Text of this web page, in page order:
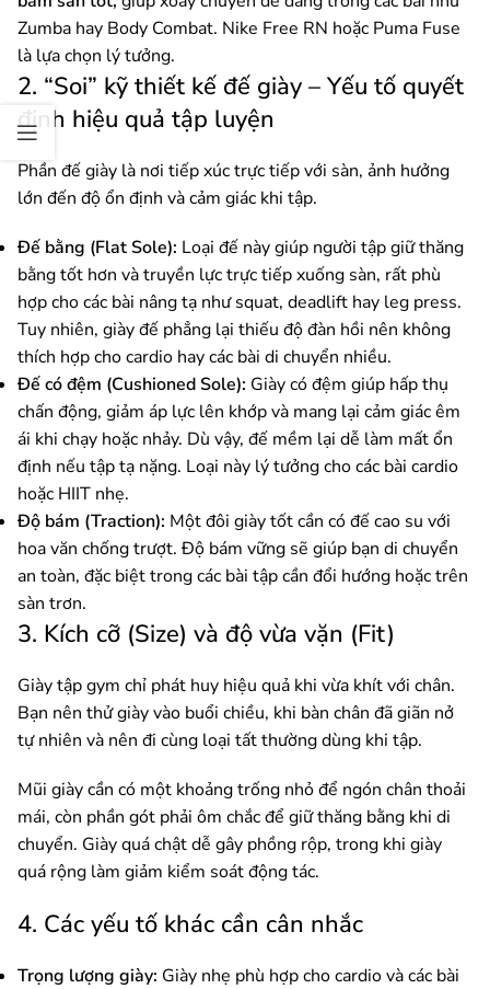
Zumba hay Body Combat. Nike Free RN hoặc Puma Fuse
là lựa chọn lý tưởng.
2. “Soi” kỹ thiết kế đế giày – Yếu tố quyết
định hiệu quả tập luyện
Phần đế giày là nơi tiếp xúc trực tiếp với sàn, ảnh hưởng
lớn đến độ ổn định và cảm giác khi tập.
Đế bằng (Flat Sole): Loại đế này giúp người tập giữ thăng
bằng tốt hơn và truyền lực trực tiếp xuống sàn, rất phù
hợp cho các bài nâng tạ như squat, deadlift hay leg press.
Tuy nhiên, giày đế phẳng lại thiếu độ đàn hồi nên không
thích hợp cho cardio hay các bài di chuyển nhiều.
Đế có đệm (Cushioned Sole): Giày có đệm giúp hấp thụ
chấn động, giảm áp lực lên khớp và mang lại cảm giác êm
ái khi chạy hoặc nhảy. Dù vậy, đế mềm lại dễ làm mất ổn
định nếu tập tạ nặng. Loại này lý tưởng cho các bài cardio
hoặc HIIT nhẹ.
Độ bám (Traction): Một đôi giày tốt cần có đế cao su với
hoa văn chống trượt. Độ bám vững sẽ giúp bạn di chuyển
an toàn, đặc biệt trong các bài tập cần đổi hướng hoặc trên
sàn trơn.
3. Kích cỡ (Size) và độ vừa vặn (Fit)
Giày tập gym chỉ phát huy hiệu quả khi vừa khít với chân.
Bạn nên thử giày vào buổi chiều, khi bàn chân đã giãn nở
tự nhiên và nên đi cùng loại tất thường dùng khi tập.
Mũi giày cần có một khoảng trống nhỏ để ngón chân thoải
mái, còn phần gót phải ôm chắc để giữ thăng bằng khi di
chuyển. Giày quá chật dễ gây phồng rộp, trong khi giày
quá rộng làm giảm kiểm soát động tác.
4. Các yếu tố khác cần cân nhắc
Trọng lượng giày: Giày nhẹ phù hợp cho cardio và các bài